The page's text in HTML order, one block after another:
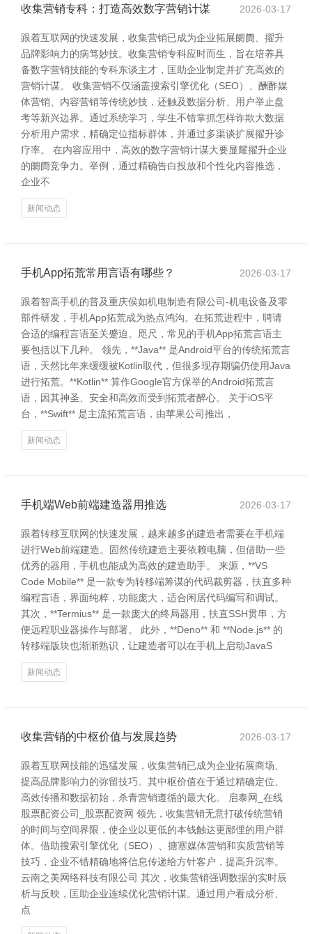
收集营销专科：打造高效数字营销计谋 2026-03-17
跟着互联网的快速发展，收集营销已成为企业拓展阛阓、擢升
品牌影响力的病笃妙技。收集营销专科应时而生，旨在培养具
备数字营销技能的专科东谈主才，匡助企业制定并扩充高效的
营销计谋。 收集营销不仅涵盖搜索引擎优化（SEO）、酬酢媒
体营销、内容营销等传统妙技，还触及数据分析、用户举止盘
考等新兴边界。通过系统学习，学生不错掌抓怎样诈欺大数据
分析用户需求，精确定位指标群体，并通过多渠谈扩展擢升诊
疗率。 在内容应用中，高效的数字营销计谋大要显耀擢升企业
的阛阓竞争力。举例，通过精确告白投放和个性化内容推选，
企业不
新闻动态
手机App拓荒常用言语有哪些？ 2026-03-17
跟着智高手机的普及重庆侯如机电制造有限公司-机电设备及零
部件研发，手机App拓荒成为热点鸿沟。在拓荒进程中，聘请
合适的编程言语至关蹙迫。咫尺，常见的手机App拓荒言语主
要包括以下几种。 领先，**Java** 是Android平台的传统拓荒言
语，天然比年来缓缓被Kotlin取代，但很多现存期骗仍使用Java
进行拓荒。**Kotlin** 算作Google官方保举的Android拓荒言
语，因其神圣、安全和高效而受到拓荒者醉心。 关于iOS平
台，**Swift** 是主流拓荒言语，由苹果公司推出，
新闻动态
手机端Web前端建造器用推选 2026-03-17
跟着转移互联网的快速发展，越来越多的建造者需要在手机端
进行Web前端建造。固然传统建造主要依赖电脑，但借助一些
优秀的器用，手机也能成为高效的建造助手。 来源，**VS
Code Mobile** 是一款专为转移端筹谋的代码裁剪器，扶直多种
编程言语，界面纯粹，功能庞大，适合闲居代码编写和调试。
其次，**Termius** 是一款庞大的终局器用，扶直SSH贯串，方
便远程职业器操作与部署。 此外，**Deno** 和 **Node.js** 的
转移端版块也渐渐熟识，让建造者可以在手机上启动JavaS
新闻动态
收集营销的中枢价值与发展趋势 2026-03-17
跟着互联网技能的迅猛发展，收集营销已成为企业拓展商场、
提高品牌影响力的弥留技巧。其中枢价值在于通过精确定位、
高效传播和数据初始，杀青营销遵循的最大化。 启泰网_在线
股票配资公司_股票配资网 领先，收集营销无意打破传统营销
的时间与空间界限，使企业以更低的本钱触达更鄙俚的用户群
体。借助搜索引擎优化（SEO）、搪塞媒体营销和实质营销等
技巧，企业不错精确地将信息传递给方针客户，提高升沉率。
云南之美网络科技有限公司 其次，收集营销强调数据的实时辰
析与反映，匡助企业连续优化营销计谋。通过用户看成分析、
点